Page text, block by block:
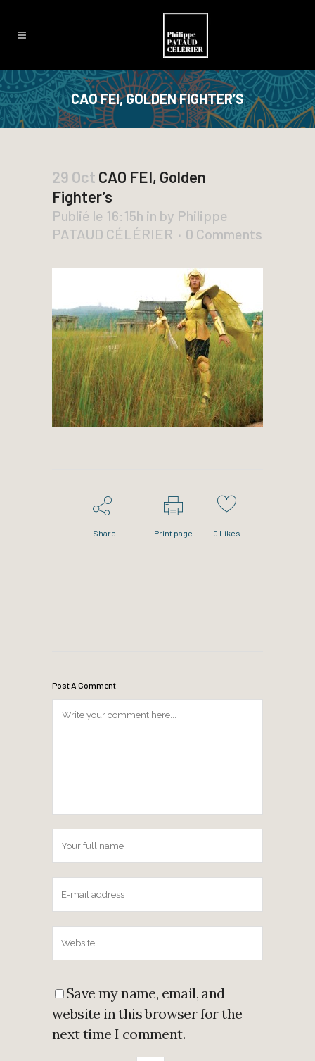
CAO FEI, GOLDEN FIGHTER’S
29 Oct CAO FEI, Golden
Fighter’s
Publié le 16:15h in by Philippe
PATAUD CÉLÉRIER
0 Comments
Share Print page 0 Likes
Post A Comment
Save my name, email, and
website in this browser for the
next time I comment.